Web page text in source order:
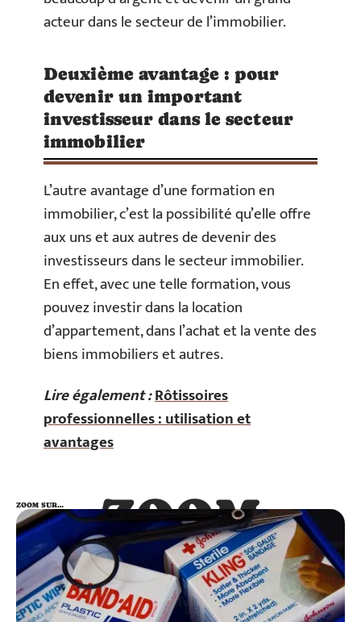
acteur dans le secteur de l’immobilier.
Deuxième avantage : pour
devenir un important
investisseur dans le secteur
immobilier
L’autre avantage d’une formation en
immobilier, c’est la possibilité qu’elle offre
aux uns et aux autres de devenir des
investisseurs dans le secteur immobilier.
En effet, avec une telle formation, vous
pouvez investir dans la location
d’appartement, dans l’achat et la vente des
biens immobiliers et autres.
Lire également :Rôtissoires
professionnelles : utilisation et
avantages
ZOOM
SUR…
ZOOM SUR…